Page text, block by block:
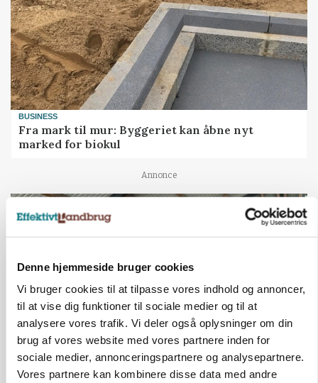
Denne hjemmeside bruger cookies
Vi bruger cookies til at tilpasse vores indhold og annoncer,
til at vise dig funktioner til sociale medier og til at
analysere vores trafik. Vi deler også oplysninger om din
brug af vores website med vores partnere inden for
sociale medier, annonceringspartnere og analysepartnere.
Vores partnere kan kombinere disse data med andre
BUSINESS
Fra mark til mur: Byggeriet kan åbne nyt
marked for biokul
Annonce
»Nu stopper I«: Landbrugsdebattør og